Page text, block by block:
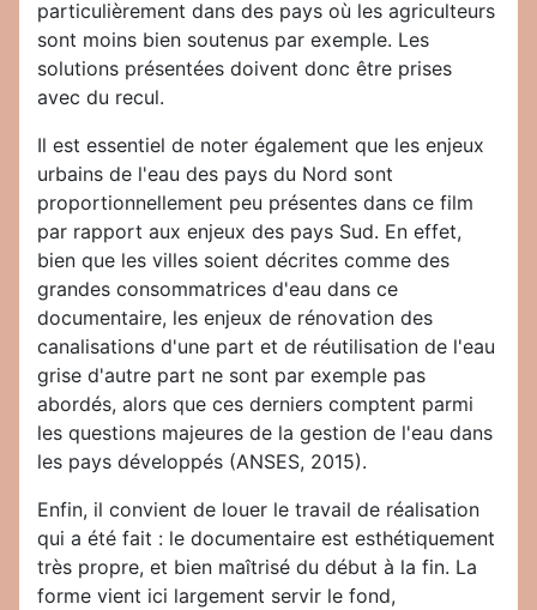
particulièrement dans des pays où les agriculteurs
sont moins bien soutenus par exemple. Les
solutions présentées doivent donc être prises
avec du recul.
Il est essentiel de noter également que les enjeux
urbains de l'eau des pays du Nord sont
proportionnellement peu présentes dans ce film
par rapport aux enjeux des pays Sud. En effet,
bien que les villes soient décrites comme des
grandes consommatrices d'eau dans ce
documentaire, les enjeux de rénovation des
canalisations d'une part et de réutilisation de l'eau
grise d'autre part ne sont par exemple pas
abordés, alors que ces derniers comptent parmi
les questions majeures de la gestion de l'eau dans
les pays développés (ANSES, 2015).
Enfin, il convient de louer le travail de réalisation
qui a été fait : le documentaire est esthétiquement
très propre, et bien maîtrisé du début à la fin. La
forme vient ici largement servir le fond,